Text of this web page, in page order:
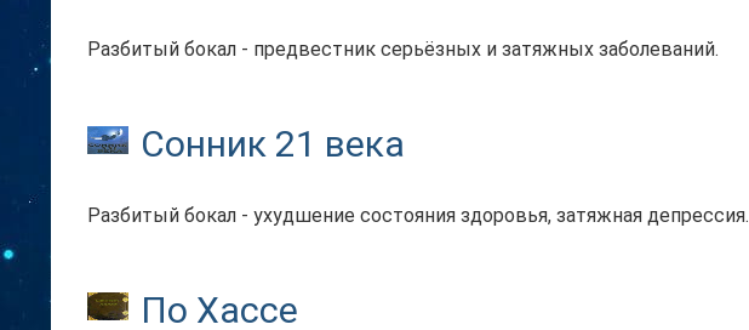
Разбитый бокал - предвестник серьёзных и затяжных заболеваний.
Сонник 21 века
Разбитый бокал - ухудшение состояния здоровья, затяжная депрессия.
По Хассе